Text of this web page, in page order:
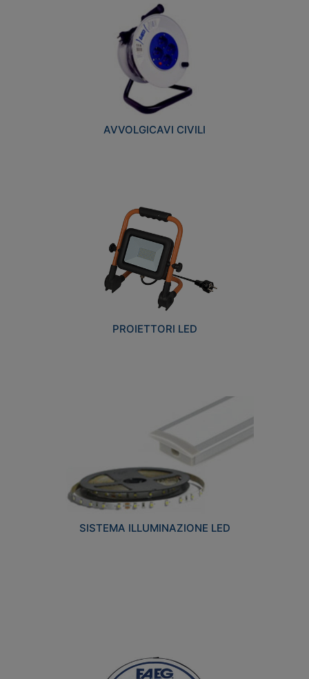
AVVOLGICAVI CIVILI
PROIETTORI LED
SISTEMA ILLUMINAZIONE LED